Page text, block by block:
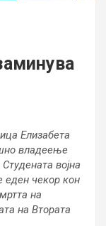
Елизабета
владеење
војна
еден чекор кон
на
на Втората